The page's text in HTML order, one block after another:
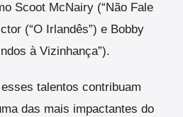
Scoot McNairy (“Não Fale
(“O Irlandês”) e Bobby
à Vizinhança”).
talentos contribuam
das mais impactantes do